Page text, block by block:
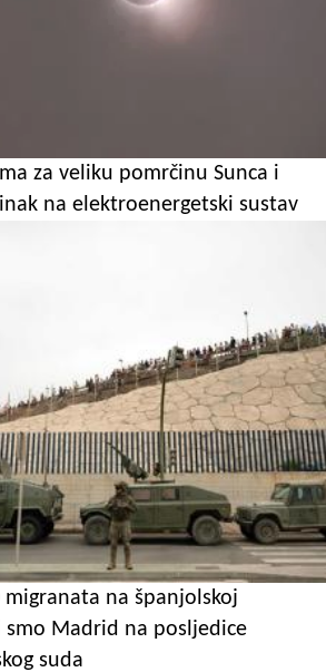
za veliku pomrčinu Sunca i
na elektroenergetski sustav
na španjolskoj
Madrid na posljedice
suda